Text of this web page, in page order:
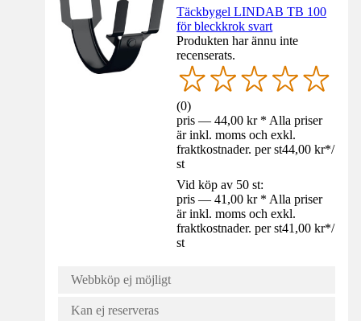
Täckbygel LINDAB TB 100
för bleckkrok svart
Produkten har ännu inte
recenserats.
(0)
pris — 44,00 kr * Alla priser
är inkl. moms och exkl.
fraktkostnader. per st44,00 kr*/
st
Vid köp av 50 st:
pris — 41,00 kr * Alla priser
är inkl. moms och exkl.
fraktkostnader. per st41,00 kr*/
st
Webbköp ej möjligt
Kan ej reserveras